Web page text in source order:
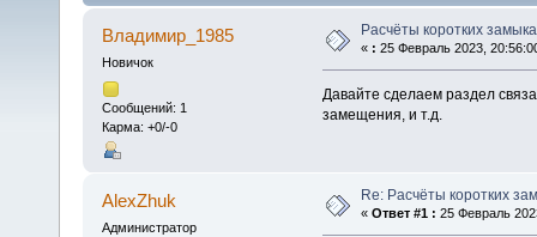
Владимир_1985
Новичок
Сообщений: 1
Карма: +0/-0
Расчёты коротких
« : 25 Февраль 2023,
Давайте сделаем раздел
замещения, и т.д.
AlexZhuk
Администратор
Re: Расчёты коротких
« Ответ #1 : 25 Февраль